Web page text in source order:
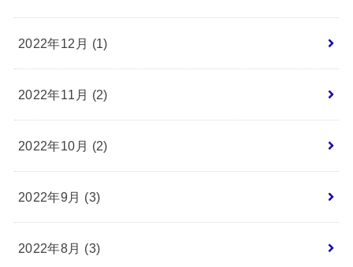
2022年12月 (1)
2022年11月 (2)
2022年10月 (2)
2022年9月 (3)
2022年8月 (3)